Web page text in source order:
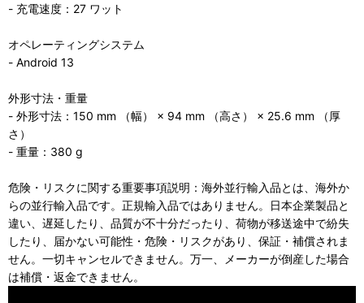
- 充電速度：27 ワット
オペレーティングシステム
- Android 13
外形寸法・重量
- 外形寸法：150 mm （幅） × 94 mm （高さ） × 25.6 mm （厚
さ）
- 重量：380 g
危険・リスクに関する重要事項説明：海外並行輸入品とは、海外か
らの並行輸入品です。正規輸入品ではありません。日本企業製品と
違い、遅延したり、品質が不十分だったり、荷物が移送途中で紛失
したり、届かない可能性・危険・リスクがあり、保証・補償されま
せん。一切キャンセルできません。万一、メーカーが倒産した場合
は補償・返金できません。